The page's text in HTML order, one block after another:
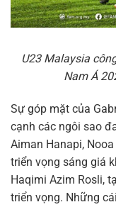
U23 Malaysia
Nam Á
Sự góp mặt của
cạnh các ngôi sao
Aiman Hanapi,
triển vọng sáng giá
Haqimi Azim Rosli,
triển vọng. Những